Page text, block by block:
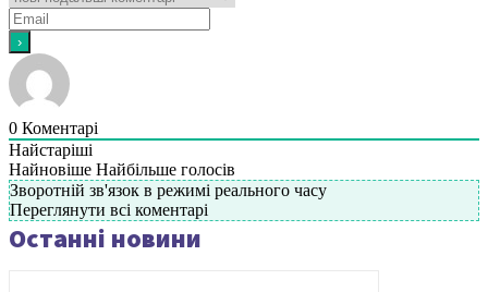
0 Коментарі
Найстаріші
Найновіше Найбільше голосів
Зворотній зв'язок в режимі реального часу
Переглянути всі коментарі
Останні новини